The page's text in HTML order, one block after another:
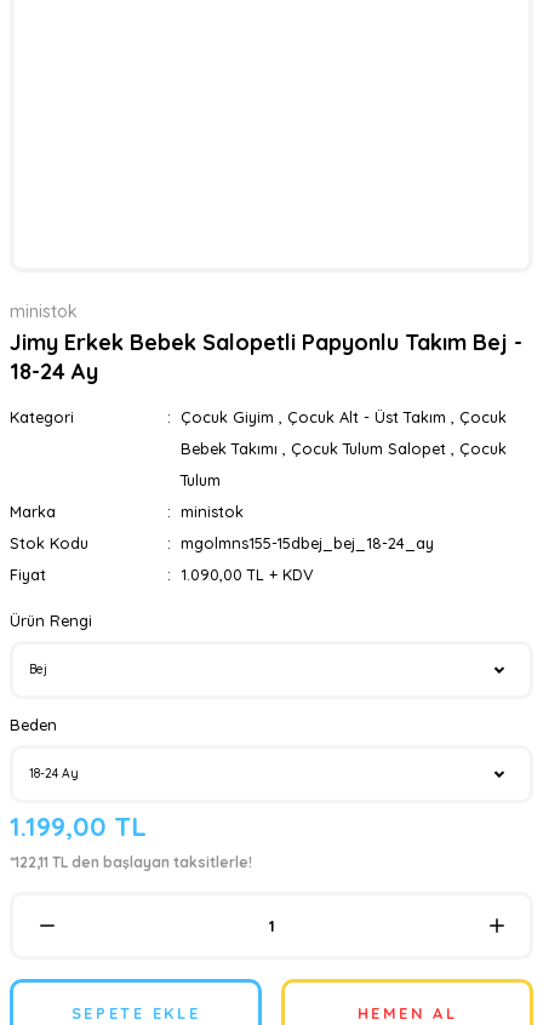
ministok
Jimy Erkek Bebek Salopetli Papyonlu Takım Bej -
18-24 Ay
Kategori Çocuk Giyim Çocuk Alt - Üst Takım
Çocuk
Bebek Takımı
Çocuk Tulum Salopet
Çocuk
Tulum
Marka
ministok
Stok Kodu
mgolmns155-15dbej_bej_18-24_ay
Fiyat
1.090,00 TL + KDV
Ürün Rengi
Beden
1.199,00 TL
*122,11 TL den başlayan taksitlerle!
SEPETE EKLE HEMEN AL